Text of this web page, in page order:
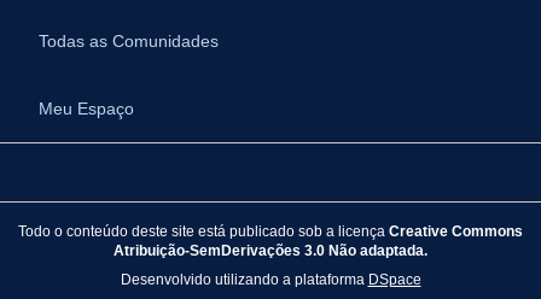
Todas as Comunidades
Meu Espaço
Todo o conteúdo deste site está publicado sob a licença Creative Commons
Atribuição-SemDerivações 3.0 Não adaptada.
Desenvolvido utilizando a plataforma DSpace